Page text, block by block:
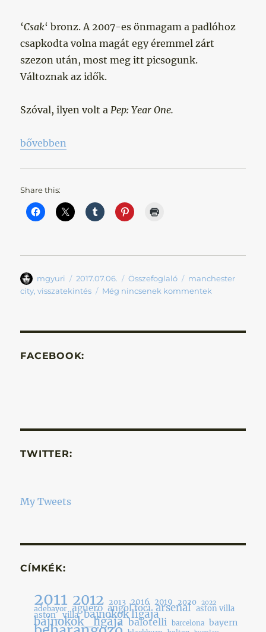
‘Csak‘ bronz. A 2007-es önmagam a padlóhoz
csapkodta volna magát egy éremmel zárt
szezon után, most meg itt picsogunk.
Változnak az idők.
Szóval, ilyen volt aPep: Year One.
„Pep: Year One”
bővebben
Share this:
Szerző
mgyuri Közzétéve
2017.07.06. Kategória
Összefoglaló Címke
manchester
city,visszatekintés Még nincsenek kommentek
FACEBOOK:
TWITTER:
My Tweets
CÍMKÉK:
2011 2012 2013 2016 2019 2020 2022
adebayor agüero angol foci arsenal aston villa
aston_villa bajnokok ligája
bajnokok_ligája balotelli barcelona bayern